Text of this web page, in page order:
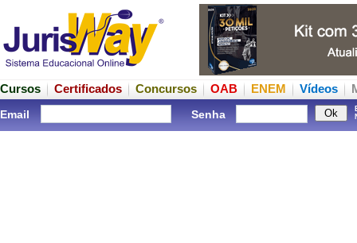
Cursos Certificados Concursos OAB ENEM Vídeos
Email Senha